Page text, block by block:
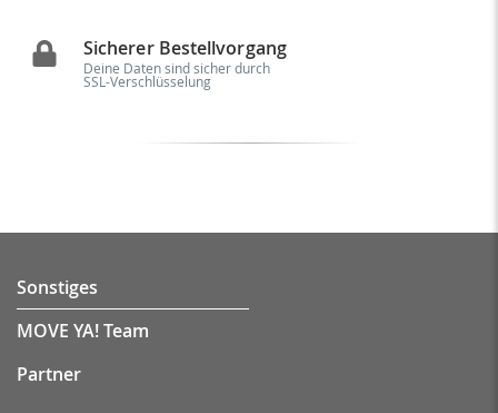
Sicherer Bestellvorgang
Deine Daten sind sicher durch
SSL-Verschlüsselung
Sonstiges
MOVE YA! Team
Partner